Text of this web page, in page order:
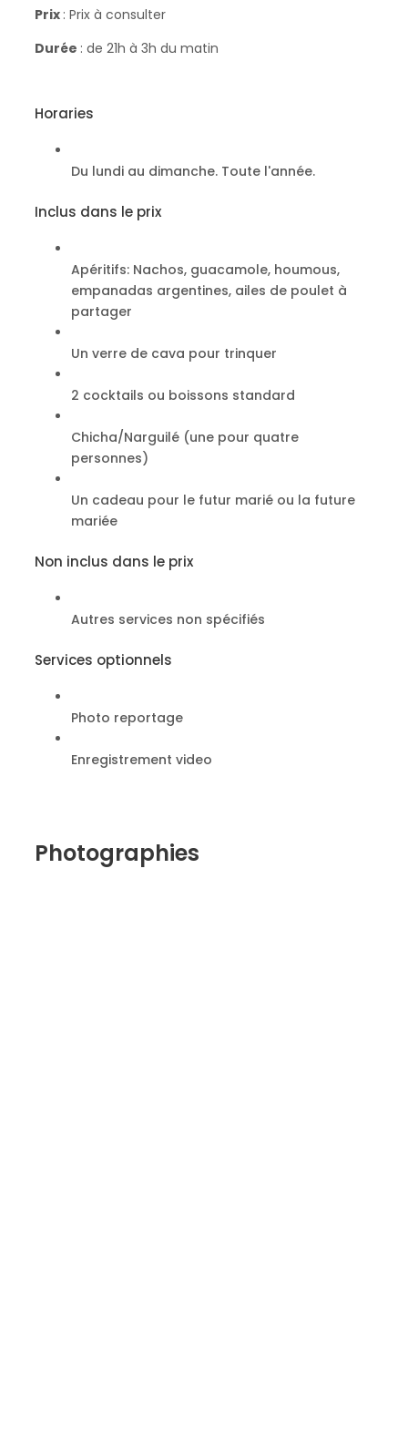
Prix : Prix à consulter
Durée : de 21h à 3h du matin
Horaries
Du lundi au dimanche. Toute l'année.
Inclus dans le prix
Apéritifs: Nachos, guacamole, houmous,
empanadas argentines, ailes de poulet à
partager
Un verre de cava pour trinquer
2 cocktails ou boissons standard
Chicha/Narguilé (une pour quatre
personnes)
Un cadeau pour le futur marié ou la future
mariée
Non inclus dans le prix
Autres services non spécifiés
Services optionnels
Photo reportage
Enregistrement video
Photographies